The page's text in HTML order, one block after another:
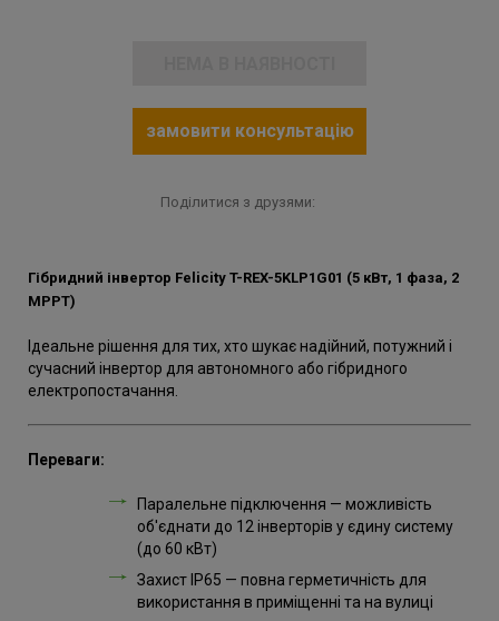
замовити консультацію
Поділитися з друзями:
Гібридний інвертор Felicity T-REX-5KLP1G01 (5 кВт, 1 фаза, 2
MPPT)
Ідеальне рішення для тих, хто шукає надійний, потужний і
сучасний інвертор для автономного або гібридного
електропостачання.
Переваги:
Паралельне підключення — можливість
об'єднати до 12 інверторів у єдину систему
(до 60 кВт)
Захист IP65 — повна герметичність для
використання в приміщенні та на вулиці